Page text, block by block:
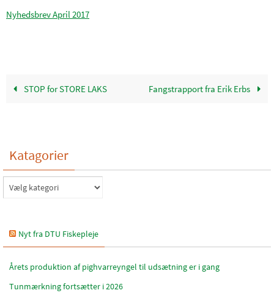
Nyhedsbrev April 2017
STOP for STORE LAKS Fangstrapport fra Erik Erbs
Katagorier
Katagorier
Nyt fra DTU Fiskepleje
Årets produktion af pighvarreyngel til udsætning er i gang
Tunmærkning fortsætter i 2026